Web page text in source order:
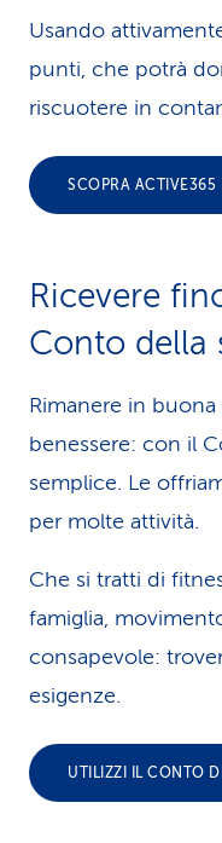
Usando
punti, che potrà
riscuotere in
SCOPRA ACTIVE365
Ricevere
Conto della
Rimanere in
benessere: con il
semplice. Le
per molte attività.
Che si tratti di
famiglia,
consapevole:
esigenze.
UTILIZZI IL CONTO